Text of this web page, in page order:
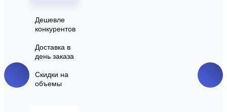
Дешевле
конкурентов
Доставка в
день заказа
Скидки на
объемы